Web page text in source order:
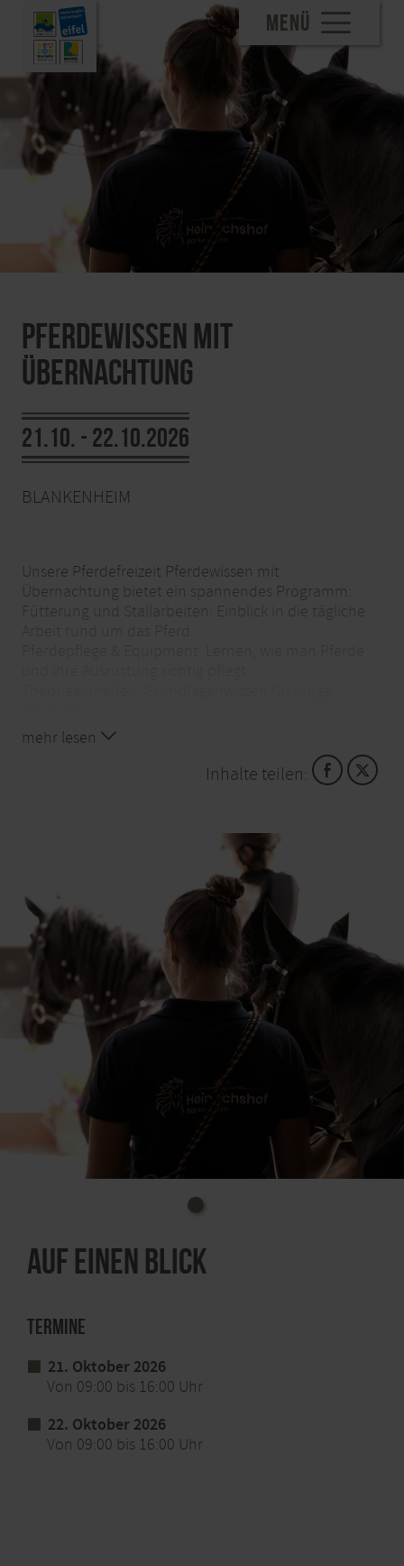
MENÜ
Pferdewissen mit
Übernachtung
21.10. - 22.10.2026
BLANKENHEIM
Unsere Pferdefreizeit Pferdewissen mit
Übernachtung bietet ein spannendes Programm:
Fütterung und Stallarbeiten: Einblick in die tägliche
Reiteinheiten: Zwei Reitstunden pro Tag,
Kreativangebote & Spiel: Spiel, Spaß und kreative
Gruppe übernachten und alle Mahlzeiten inkl.
Das Angebot richtet sich an Kinder im Alter von 8-12
Jahren. Reiterfahrungen sind erwünscht.
Uhrzeit: 09.00-16.00 Uhr
Kosten: 180€ inkl. Verpflegung und Getränke
(Vollpension)
Ort: Blankenheim, Heinrichshof, Heinrichshof 1
Info-Tel.: 02449. 9195387
Anmeldung bis 30.09. erforderlich!
mehr lesen
Inhalte teilen:
Auf einen Blick
Termine
21. Oktober 2026
Von 09:00 bis 16:00 Uhr
22. Oktober 2026
Von 09:00 bis 16:00 Uhr